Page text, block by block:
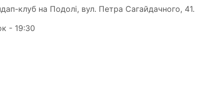
клуб на Подолі, вул. Петра Сагайдачного, 41.
- 19:30